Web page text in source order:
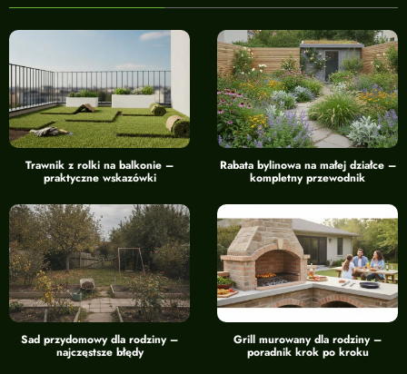
Trawnik z rolki na balkonie –
praktyczne wskazówki
Rabata bylinowa na małej działce –
kompletny przewodnik
Sad przydomowy dla rodziny –
najczęstsze błędy
Grill murowany dla rodziny –
poradnik krok po kroku